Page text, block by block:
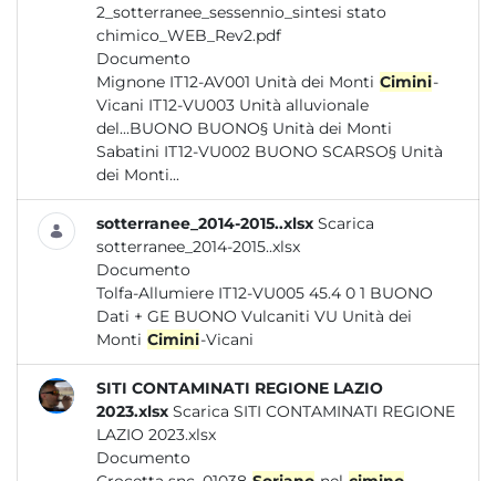
2_sotterranee_sessennio_sintesi stato
chimico_WEB_Rev2.pdf
Documento
Mignone IT12-AV001 Unità dei Monti Cimini-
Vicani IT12-VU003 Unità alluvionale
del...BUONO BUONO§ Unità dei Monti
Sabatini IT12-VU002 BUONO SCARSO§ Unità
dei Monti...
sotterranee_2014-2015..xlsx Scarica
sotterranee_2014-2015..xlsx
Documento
Tolfa-Allumiere IT12-VU005 45.4 0 1 BUONO
Dati + GE BUONO Vulcaniti VU Unità dei
Monti Cimini-Vicani
SITI CONTAMINATI REGIONE LAZIO
2023.xlsx Scarica SITI CONTAMINATI REGIONE
LAZIO 2023.xlsx
Documento